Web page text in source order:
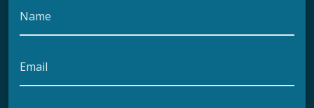
Name
Email